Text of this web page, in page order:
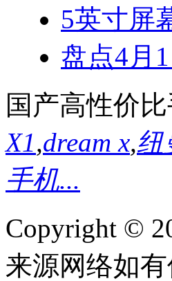
5英寸屏
盘点4月
国产高性价
X1,dream x,纽
手机...
Copyright ©
来源网络如